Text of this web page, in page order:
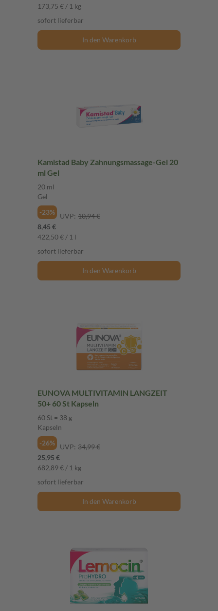
173,75 € / 1 kg
sofort lieferbar
In den Warenkorb
Kamistad Baby Zahnungsmassage-Gel 20
ml Gel
20 ml
Gel
-23%
UVP: 10,94 €
8,45 €
422,50 € / 1 l
sofort lieferbar
In den Warenkorb
EUNOVA MULTIVITAMIN LANGZEIT
50+ 60 St Kapseln
60 St = 38 g
Kapseln
-26%
UVP: 34,99 €
25,95 €
682,89 € / 1 kg
sofort lieferbar
In den Warenkorb